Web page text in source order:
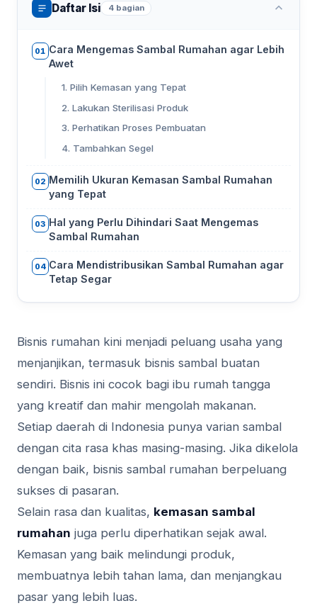
Daftar Isi 4 bagian
01 Cara Mengemas Sambal Rumahan agar Lebih
Awet
1. Pilih Kemasan yang Tepat
2. Lakukan Sterilisasi Produk
3. Perhatikan Proses Pembuatan
4. Tambahkan Segel
02 Memilih Ukuran Kemasan Sambal Rumahan
yang Tepat
03 Hal yang Perlu Dihindari Saat Mengemas
Sambal Rumahan
04 Cara Mendistribusikan Sambal Rumahan agar
Tetap Segar
Bisnis rumahan kini menjadi peluang usaha yang
menjanjikan, termasuk bisnis sambal buatan
sendiri. Bisnis ini cocok bagi ibu rumah tangga
yang kreatif dan mahir mengolah makanan.
Setiap daerah di Indonesia punya varian sambal
dengan cita rasa khas masing-masing. Jika dikelola
dengan baik, bisnis sambal rumahan berpeluang
sukses di pasaran.
Selain rasa dan kualitas, kemasan sambal
rumahan juga perlu diperhatikan sejak awal.
Kemasan yang baik melindungi produk,
membuatnya lebih tahan lama, dan menjangkau
pasar yang lebih luas.